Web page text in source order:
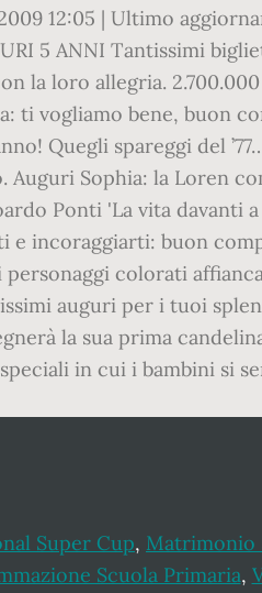
12:05 | Ultimo
5 ANNI Tantissimi
loro allegria.
ti vogliamo bene, buon
Quegli spareggi del
Sophia: la Loren
Ponti 'La vita davanti a
incoraggiarti: buon
colorati
auguri per i tuoi
la sua prima
in cui i bambini si
Super Cup, Matrimonio
Scuola Primaria,